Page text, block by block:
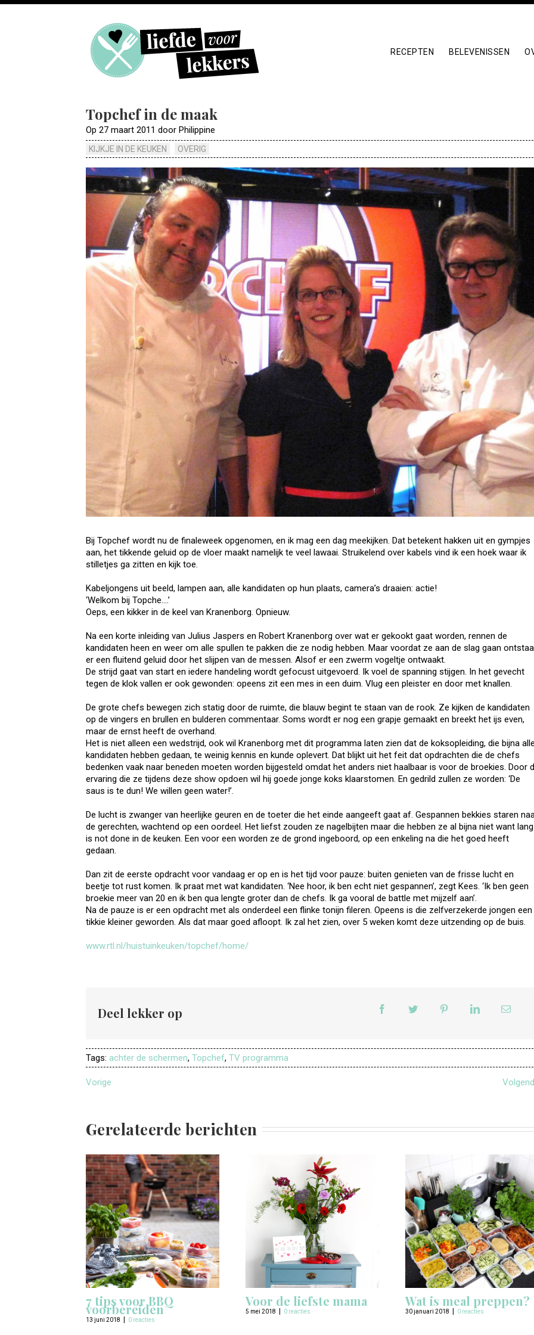
RECEPTEN BELEVENISSEN
Topchef in de maak
Op 27 maart 2011 door Philippine
KIJKJE IN DE KEUKEN OVERIG
Bij Topchef wordt nu de finaleweek opgenomen, en ik mag een dag meekijken. Dat betekent hakken uit en gympjes
aan, het tikkende geluid op de vloer maakt namelijk te veel lawaai. Struikelend over kabels vind ik een hoek waar ik
stilletjes ga zitten en kijk toe.
Kabeljongens uit beeld, lampen aan, alle kandidaten op hun plaats, camera’s draaien: actie!
‘Welkom bij Topche….’
Oeps, een kikker in de keel van Kranenborg. Opnieuw.
Na een korte inleiding van Julius Jaspers en Robert Kranenborg over wat er gekookt gaat worden, rennen de
kandidaten heen en weer om alle spullen te pakken die ze nodig hebben. Maar voordat ze aan de slag gaan
er een fluitend geluid door het slijpen van de messen. Alsof er een zwerm vogeltje ontwaakt.
De strijd gaat van start en iedere handeling wordt gefocust uitgevoerd. Ik voel de spanning stijgen. In het gevecht
tegen de klok vallen er ook gewonden: opeens zit een mes in een duim. Vlug een pleister en door met knallen.
De grote chefs bewegen zich statig door de ruimte, die blauw begint te staan van de rook. Ze kijken de kandidaten
op de vingers en brullen en bulderen commentaar. Soms wordt er nog een grapje gemaakt en breekt het ijs even,
maar de ernst heeft de overhand.
Het is niet alleen een wedstrijd, ook wil Kranenborg met dit programma laten zien dat de koksopleiding, die bijna
kandidaten hebben gedaan, te weinig kennis en kunde oplevert. Dat blijkt uit het feit dat opdrachten die de chefs
bedenken vaak naar beneden moeten worden bijgesteld omdat het anders niet haalbaar is voor de broekies. Door
ervaring die ze tijdens deze show opdoen wil hij goede jonge koks klaarstomen. En gedrild zullen ze worden: ‘De
saus is te dun! We willen geen water!’.
De lucht is zwanger van heerlijke geuren en de toeter die het einde aangeeft gaat af. Gespannen bekkies staren
de gerechten, wachtend op een oordeel. Het liefst zouden ze nagelbijten maar die hebben ze al bijna niet want lang
is not done in de keuken. Een voor een worden ze de grond ingeboord, op een enkeling na die het goed heeft
gedaan.
Dan zit de eerste opdracht voor vandaag er op en is het tijd voor pauze: buiten genieten van de frisse lucht en
beetje tot rust komen. Ik praat met wat kandidaten. ‘Nee hoor, ik ben echt niet gespannen’, zegt Kees. ‘Ik ben geen
broekie meer van 20 en ik ben qua lengte groter dan de chefs. Ik ga vooral de battle met mijzelf aan’.
Na de pauze is er een opdracht met als onderdeel een flinke tonijn fileren. Opeens is die zelfverzekerde jongen een
tikkie kleiner geworden. Als dat maar goed afloopt. Ik zal het zien, over 5 weken komt deze uitzending op de buis.
www.rtl.nl/huistuinkeuken/topchef/home/
Deel lekker op
Tags: achter de schermen, Topchef, TV programma
Vorige
Gerelateerde berichten
7 tips voor BBQ
voorbereiden
13 juni 2018 | 0 reacties
Voor de liefste mama
5 mei 2018 | 0 reacties
Wat is meal preppen?
30 januari 2018 | 0 reacties